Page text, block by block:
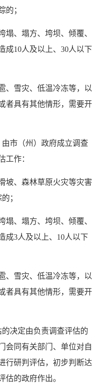
的；
塌、塌方、垮坝、倾覆、
成10人及以上、30人以下
、雪灾、低温冷冻等，以
者具有其他情形，需要开
市（州）政府成立调查
工作：
坡、森林草原火灾等灾害
；
塌、塌方、垮坝、倾覆、
成3人及以上、10人以下
、雪灾、低温冷冻等，以
者具有其他情形，需要开
决定由负责调查评估的
会同有关部门、单位对自
行研判评估，初步判断达
估的政府作出。